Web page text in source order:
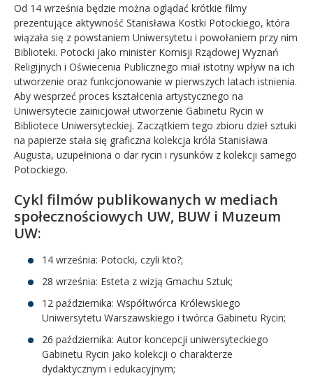
Od 14 września będzie można oglądać krótkie filmy
prezentujące aktywność Stanisława Kostki Potockiego, która
wiązała się z powstaniem Uniwersytetu i powołaniem przy nim
Biblioteki. Potocki jako minister Komisji Rządowej Wyznań
Religijnych i Oświecenia Publicznego miał istotny wpływ na ich
utworzenie oraz funkcjonowanie w pierwszych latach istnienia.
Aby wesprzeć proces kształcenia artystycznego na
Uniwersytecie zainicjował utworzenie Gabinetu Rycin w
Bibliotece Uniwersyteckiej. Zaczątkiem tego zbioru dzieł sztuki
na papierze stała się graficzna kolekcja króla Stanisława
Augusta, uzupełniona o dar rycin i rysunków z kolekcji samego
Potockiego.
Cykl filmów publikowanych w mediach
społecznościowych UW, BUW i Muzeum
UW:
14 września: Potocki, czyli kto?;
28 września: Esteta z wizją Gmachu Sztuk;
12 października: Współtwórca Królewskiego
Uniwersytetu Warszawskiego i twórca Gabinetu Rycin;
26 października: Autor koncepcji uniwersyteckiego
Gabinetu Rycin jako kolekcji o charakterze
dydaktycznym i edukacyjnym;